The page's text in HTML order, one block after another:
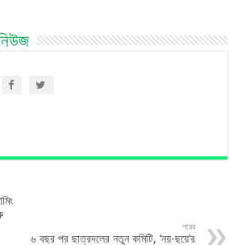
পরের
৬ বছর পর ছাত্রদলের নতুন কমিটি, ‘নয়-ছয়ে’র